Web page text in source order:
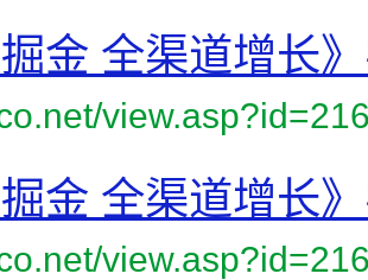
掘金 全渠道增长
掘金 全渠道增长